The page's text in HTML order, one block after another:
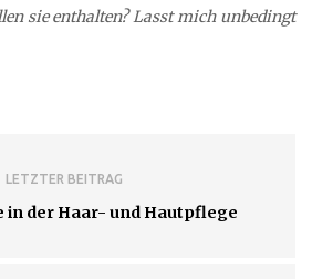
sie enthalten? Lasst mich unbedingt
LETZTER BEITRAG
in der Haar- und Hautpflege